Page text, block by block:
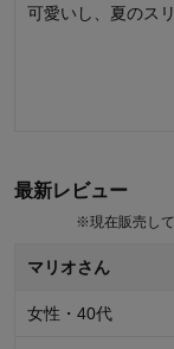
～足のサイズ：２
試着コメント・・・
インソールが土踏ま
きつく感じました。
オリジナル商品も
可愛いし、夏のス
ズ25センチなので
ら足が飛び出して
い感じに使ってま
最新レビュー
※現在販売し
マリオさん
女性・40代